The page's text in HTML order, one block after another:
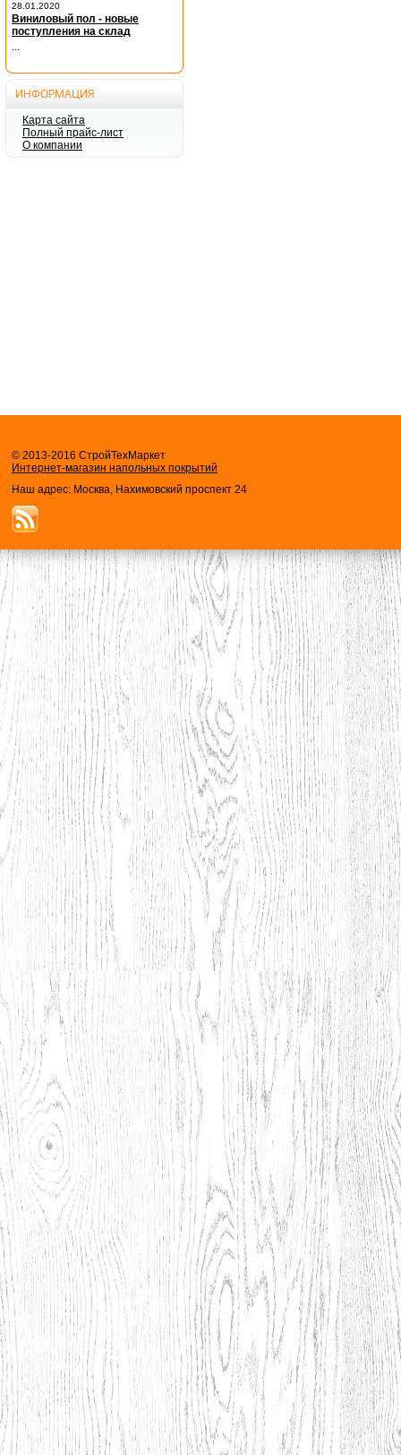
28.01.2020
Виниловый пол - новые
поступления на склад
...
ИНФОРМАЦИЯ
Карта сайта
Полный прайс-лист
О компании
© 2013-2016 СтройТехМаркет
Интернет-магазин напольных покрытий
Наш адрес: Москва, Нахимовский проспект 24